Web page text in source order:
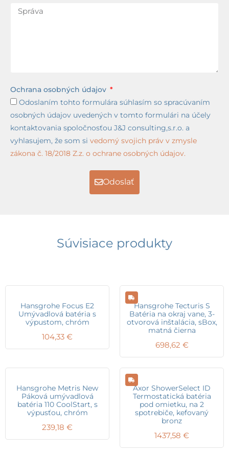
Ochrana osobných údajov
Odoslaním tohto formulára súhlasím so spracúvaním
osobných údajov uvedených v tomto formulári na účely
kontaktovania spoločnosťou J&J consulting,s.r.o. a
vyhlasujem, že som si vedomý svojich práv v zmysle
zákona č. 18/2018 Z.z. o ochrane osobných údajov.
Odoslať
Súvisiace produkty
Hansgrohe Focus E2
Umývadlová batéria s
výpustom, chróm
104,33 €
Hansgrohe Tecturis S
Batéria na okraj vane, 3-
otvorová inštalácia, sBox,
matná čierna
698,62 €
Hansgrohe Metris New
Páková umývadlová
batéria 110 CoolStart, s
výpusťou, chróm
239,18 €
Axor ShowerSelect ID
Termostatická batéria
pod omietku, na 2
spotrebiče, kefovaný
bronz
1437,58 €